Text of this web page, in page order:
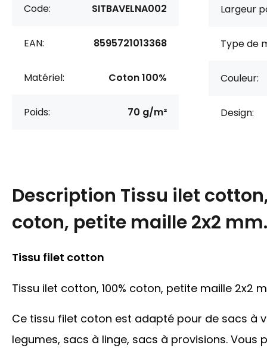
Code: SITBAVELNA002
EAN: 8595721013368
Matériel: Coton 100%
Poids: 70 g/m²
Largeur
Type de
Couleur:
Design:
Description Tissu ilet
coton, petite maille 2x2 mm.
Tissu filet cotton
Tissu ilet cotton, 100% coton, petite maille 2x2
Ce tissu filet coton est adapté pour de sacs à
legumes, sacs à linge, sacs à provisions. Vous